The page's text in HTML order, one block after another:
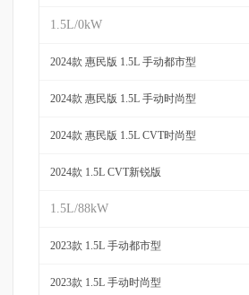
1.5L/0kW
2024款 惠民版 1.5L 手动都市型
2024款 惠民版 1.5L 手动时尚型
2024款 惠民版 1.5L CVT时尚型
2024款 1.5L CVT新锐版
1.5L/88kW
2023款 1.5L 手动都市型
2023款 1.5L 手动时尚型